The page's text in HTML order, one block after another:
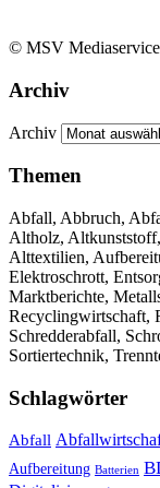
© MSV
Archiv
Archiv
Themen
Abfall, Abbruch,
Altholz,
Alttextilien,
Elektroschrott,
Marktberichte,
Recyclingwirtschaft,
Schredderabfall,
Sortiertechnik,
Schlagwörter
Abfall
Aufbereitung Batterien